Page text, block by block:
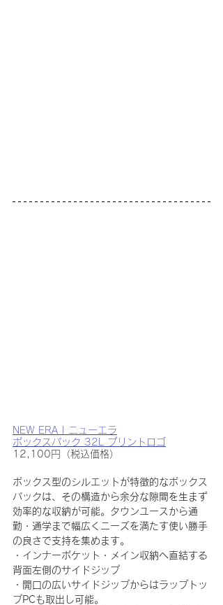
NEW ERA | ニューエラ
ボックスパック 32L プリントロゴ
12,100円（税込価格）
ボックス型のシルエットが特徴的なボックス
パックは、その構造から余分な隙間を生まず
効率的な収納が可能。タウンユースから通
勤・通学まで幅広くニーズを満たす使い勝手
の良さで支持を集めます。
・インナーポケット・メイン収納へ直結する
背面左側のサイドジップ
・開口の広いサイドジップからはラップトッ
プPCも取出し可能。